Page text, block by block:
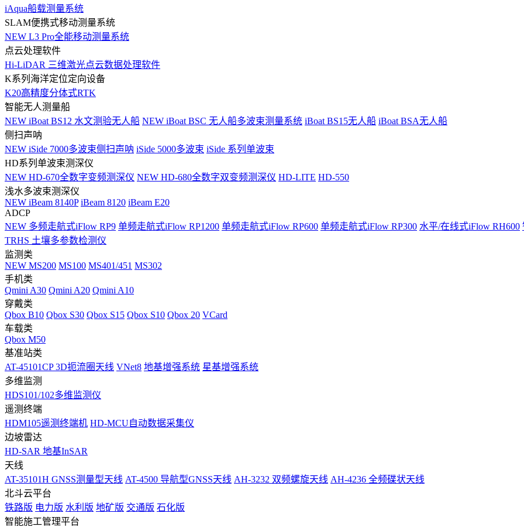
iAqua船载测量系统
SLAM便携式移动测量系统
NEW L3 Pro全能移动测量系统
点云处理软件
Hi-LiDAR 三维激光点云数据处理软件
K系列海洋定位定向设备
K20高精度分体式RTK
智能无人测量船
NEW iBoat BS12 水文测验无人船 NEW iBoat BSC 无人船多波束测量系统 iBoat BS15无人船 iBoat BSA无人船
侧扫声呐
NEW iSide 7000多波束侧扫声呐 iSide 5000多波束 iSide 系列单波束
HD系列单波束测深仪
NEW HD-670全数字变频测深仪 NEW HD-680全数字双变频测深仪 HD-LITE HD-550
浅水多波束测深仪
NEW iBeam 8140P iBeam 8120 iBeam E20
ADCP
NEW 多频走航式iFlow RP9 单频走航式iFlow RP1200 单频走航式iFlow RP600 单频走航式iFlow RP300 水平/在线式iFlow RH600
TRHS 土壤多参数检测仪
监测类
NEW MS200 MS100 MS401/451 MS302
手机类
Qmini A30 Qmini A20 Qmini A10
穿戴类
Qbox B10 Qbox S30 Qbox S15 Qbox S10 Qbox 20 VCard
车载类
Qbox M50
基准站类
AT-45101CP 3D扼流圈天线 VNet8 地基增强系统 星基增强系统
多维监测
HDS101/102多维监测仪
遥测终端
HDM105遥测终端机 HD-MCU自动数据采集仪
边坡雷达
HD-SAR 地基InSAR
天线
AT-35101H GNSS测量型天线 AT-4500 导航型GNSS天线 AH-3232 双频螺旋天线 AH-4236 全频碟状天线
北斗云平台
铁路版 电力版 水利版 地矿版 交通版 石化版
智能施工管理平台